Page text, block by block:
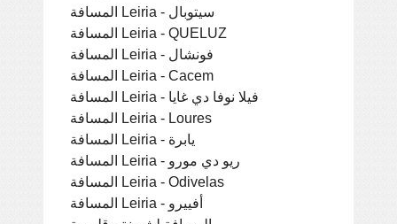
المسافة Leiria - سيتوبال
المسافة Leiria - QUELUZ
المسافة Leiria - فونشال
المسافة Leiria - Cacem
المسافة Leiria - فيلا نوفا دي غايا
المسافة Leiria - Loures
المسافة Leiria - يابرة
المسافة Leiria - ريو دي مورو
المسافة Leiria - Odivelas
المسافة Leiria - أفييرو